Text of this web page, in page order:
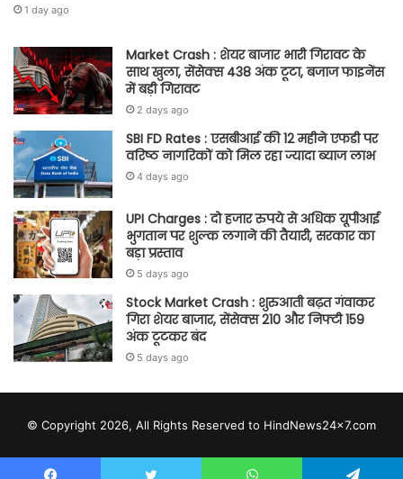
1 day ago
Market Crash : शेयर बाजार भारी गिरावट के
साथ खुला, सेंसेक्स 438 अंक टूटा, बजाज फाइनेंस
में बड़ी गिरावट
2 days ago
SBI FD Rates : एसबीआई की 12 महीने एफडी पर
वरिष्ठ नागरिकों को मिल रहा ज्यादा ब्याज लाभ
4 days ago
UPI Charges : दो हजार रुपये से अधिक यूपीआई
भुगतान पर शुल्क लगाने की तैयारी, सरकार का
बड़ा प्रस्ताव
5 days ago
Stock Market Crash : शुरुआती बढ़त गंवाकर
गिरा शेयर बाजार, सेंसेक्स 210 और निफ्टी 159
अंक टूटकर बंद
5 days ago
© Copyright 2026, All Rights Reserved to HindNews24x7.com